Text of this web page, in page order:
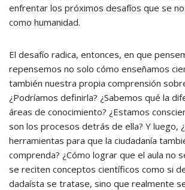
enfrentar los próximos desafíos que se
como humanidad.
El desafío radica, entonces, en que
repensemos no solo cómo enseñamos
también nuestra propia comprensión
¿Podríamos definirla? ¿Sabemos qué la
áreas de conocimiento? ¿Estamos
son los procesos detrás de ella? Y luego,
herramientas para que la ciudadanía
comprenda? ¿Cómo lograr que el aula no
se reciten conceptos científicos como si
dadaísta se tratase, sino que realmente